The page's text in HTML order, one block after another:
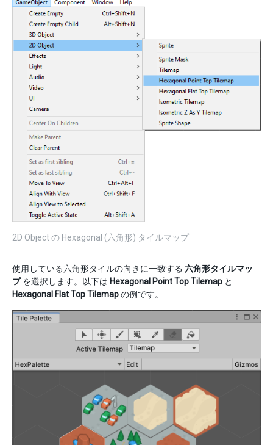
2D Object の Hexagonal (六角形) タイルマップ
使用している六角形タイルの向きに一致する 六角形タイルマッ
プを選択します。以下は Hexagonal Point Top Tilemap と
Hexagonal Flat Top Tilemapの例です。